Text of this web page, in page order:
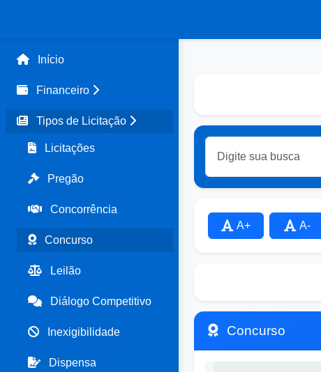
Início
Financeiro
Tipos de Licitação
Licitações
Pregão
Concorrência
Concurso
Leilão
Diálogo Competitivo
Inexigibilidade
Dispensa
A+ A-
Concurso